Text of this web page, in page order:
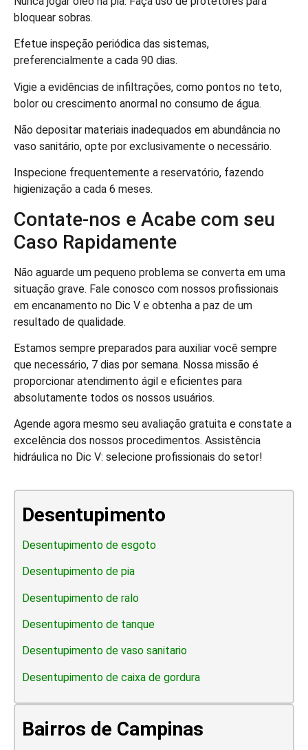
bloquear sobras.
Efetue inspeção periódica das sistemas,
preferencialmente a cada 90 dias.
Vigie a evidências de infiltrações, como pontos no teto,
bolor ou crescimento anormal no consumo de água.
Não depositar materiais inadequados em abundância no
vaso sanitário, opte por exclusivamente o necessário.
Inspecione frequentemente a reservatório, fazendo
higienização a cada 6 meses.
Contate-nos e Acabe com seu
Caso Rapidamente
Não aguarde um pequeno problema se converta em uma
situação grave. Fale conosco com nossos profissionais
em encanamento no Dic V e obtenha a paz de um
resultado de qualidade.
Estamos sempre preparados para auxiliar você sempre
que necessário, 7 dias por semana. Nossa missão é
proporcionar atendimento ágil e eficientes para
absolutamente todos os nossos usuários.
Agende agora mesmo seu avaliação gratuita e constate a
excelência dos nossos procedimentos. Assistência
hidráulica no Dic V: selecione profissionais do setor!
Desentupimento
Desentupimento de esgoto
Desentupimento de pia
Desentupimento de ralo
Desentupimento de tanque
Desentupimento de vaso sanitario
Desentupimento de caixa de gordura
Bairros de Campinas